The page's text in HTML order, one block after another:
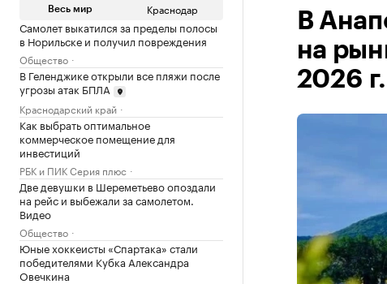
Весь мир Краснодар
Самолет выкатился за пределы полосы
в Норильске и получил повреждения
Общество
В Геленджике открыли все пляжи после
угрозы атак БПЛА
Краснодарский край
Как выбрать оптимальное
коммерческое помещение для
инвестиций
РБК и ПИК Серия плюс
Две девушки в Шереметьево опоздали
на рейс и выбежали за самолетом.
Видео
Общество
Юные хоккеисты «Спартака» стали
победителями Кубка Александра
Овечкина
В
на
2026 г.